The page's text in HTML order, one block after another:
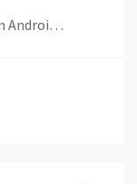
İTÜ/NET Misafir ağına bağlanmak için Android işletim sistemine sahip mobil cihazlarda pki.itu.edu.tr üzerinden uygun İTÜ Kök Sertifikaları yüklendikten sonra Ayarlar (Settings) menüsünde bulunan Kablosuz (Wi-Fi) menüsüne giirlmelidir. Burada kablosuz ağlar görüntülenecektir. Buradan İTÜ/NET Misafir ağına tıklanmalıdır. Ağa bağlandıktan sonra İnternet tarayıcısında oturum açma sayfası gelecektir. Oturum açma sayfasının gelmemesi durumunda herhangi bir web tarayıcısından www.itu.edu.tr sayfasına girilerek oturum açma sayfasına erişilebilir. Oturum açma sayfasına misafir hesabına ait kullanıcı adı ve parola girilerek oturum açma işlemi tamamlanmış olur. Giriş başarılı olduktan sonra gelen ITU/NET Kullanım Sözleşmesi ekranında sözleşme okunur. Sözleşme tamamen okunmadan Kabul Et düğmesi aktifleşmeyecektir. Tamamen okuduktan sonra Kabul Et düğmesine basılır. Eğer kullanım sözleşmesi reddedilirse Internet bağlantısı başarılı olmayacaktır.